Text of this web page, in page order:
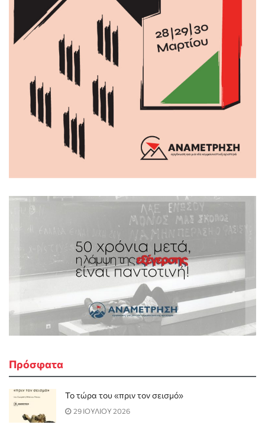
Πρόσφατα
Το τώρα του «πριν τον σεισμό»
29 ΙΟΥΛΙΟΥ 2026